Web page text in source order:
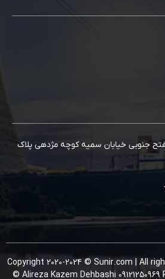
جنوبی خیابان سمیه کوچه مژدهی پلاک
Copyright 2020-2024 © Sunir.com | All
Alireza Kazem Dehbashi 09121250969